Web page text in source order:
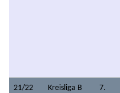
21/22 Kreisliga B 7.